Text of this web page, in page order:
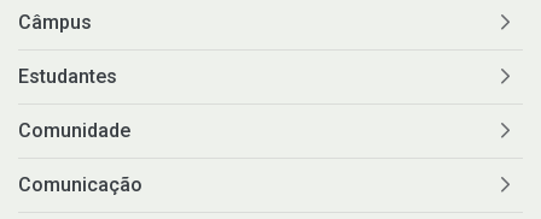
Câmpus
Estudantes
Comunidade
Comunicação